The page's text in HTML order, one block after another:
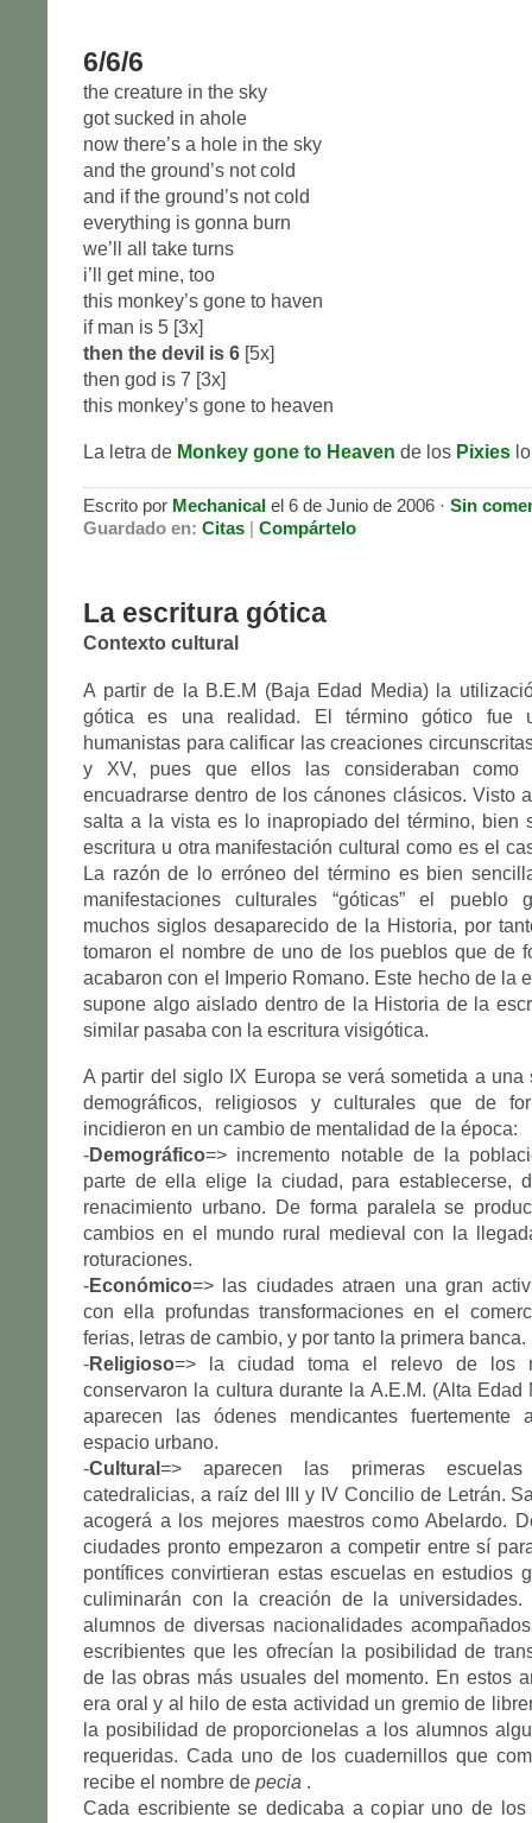
6/6/6
the creature in the sky
got sucked in ahole
now there’s a hole in the sky
and the ground’s not cold
and if the ground’s not cold
everything is gonna burn
we’ll all take turns
i’ll get mine, too
this monkey’s gone to haven
if man is 5 [3x]
then the devil is 6 [5x]
then god is 7 [3x]
this monkey’s gone to heaven
La letra de Monkey gone to Heaven de los Pixies
Escrito por Mechanical el 6 de Junio de 2006 · Sin
Guardado en: Citas | Compártelo
La escritura gótica
Contexto cultural
A partir de la B.E.M (Baja Edad Media) la
gótica es una realidad. El término gótico fue
humanistas para calificar las creaciones
y XV, pues que ellos las consideraban como
encuadrarse dentro de los cánones clásicos. Visto
salta a la vista es lo inapropiado del término, bien
escritura u otra manifestación cultural como es el
La razón de lo erróneo del término es bien
manifestaciones culturales “góticas” el pueblo
muchos siglos desaparecido de la Historia, por
tomaron el nombre de uno de los pueblos que de
acabaron con el Imperio Romano. Este hecho de la
supone algo aislado dentro de la Historia de la
similar pasaba con la escritura visigótica.
A partir del siglo IX Europa se verá sometida a una
demográficos, religiosos y culturales que de
incidieron en un cambio de mentalidad de la época:
-Demográfico=> incremento notable de la
parte de ella elige la ciudad, para establecerse,
renacimiento urbano. De forma paralela se
cambios en el mundo rural medieval con la
roturaciones.
-Económico=> las ciudades atraen una gran
con ella profundas transformaciones en el
ferias, letras de cambio, y por tanto la primera banca.
-Religioso=> la ciudad toma el relevo de los
conservaron la cultura durante la A.E.M. (Alta Edad
aparecen las ódenes mendicantes fuertemente
espacio urbano.
-Cultural => aparecen las primeras
catedralicias, a raíz del III y IV Concilio de Letrán.
acogerá a los mejores maestros como Abelardo.
ciudades pronto empezaron a competir entre sí
pontífices convirtieran estas escuelas en estudios
culiminarán con la creación de la universidades.
alumnos de diversas nacionalidades
escribientes que les ofrecían la posibilidad de
de las obras más usuales del momento. En estos
era oral y al hilo de esta actividad un gremio de
la posibilidad de proporcionelas a los alumnos
requeridas. Cada uno de los cuadernillos que
recibe el nombre de pecia .
Cada escribiente se dedicaba a copiar uno de los